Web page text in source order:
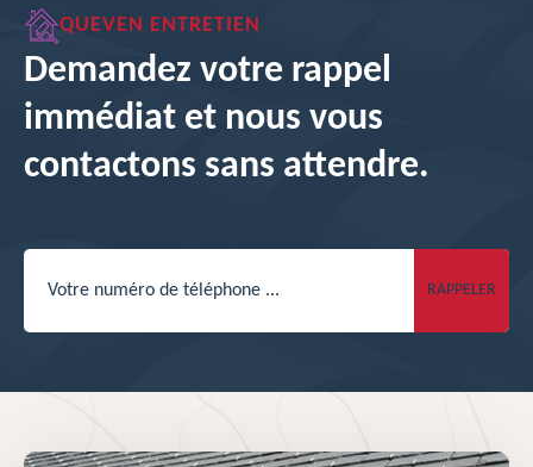
QUEVEN ENTRETIEN
Demandez votre rappel
immédiat et nous vous
contactons sans attendre.